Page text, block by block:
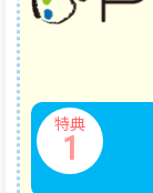
特典
1